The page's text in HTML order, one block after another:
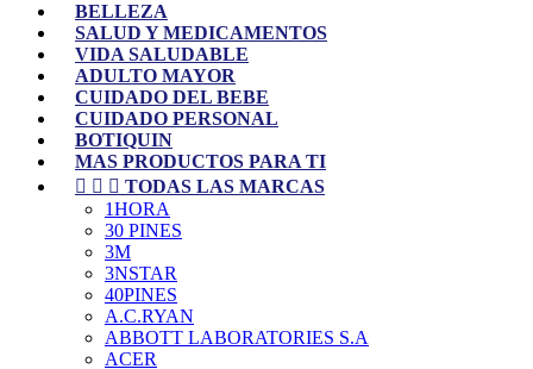
BELLEZA
SALUD Y MEDICAMENTOS
VIDA SALUDABLE
ADULTO MAYOR
CUIDADO DEL BEBE
CUIDADO PERSONAL
BOTIQUIN
MAS PRODUCTOS PARA TI
   TODAS LAS MARCAS
1HORA
30 PINES
3M
3NSTAR
40PINES
A.C.RYAN
ABBOTT LABORATORIES S.A
ACER